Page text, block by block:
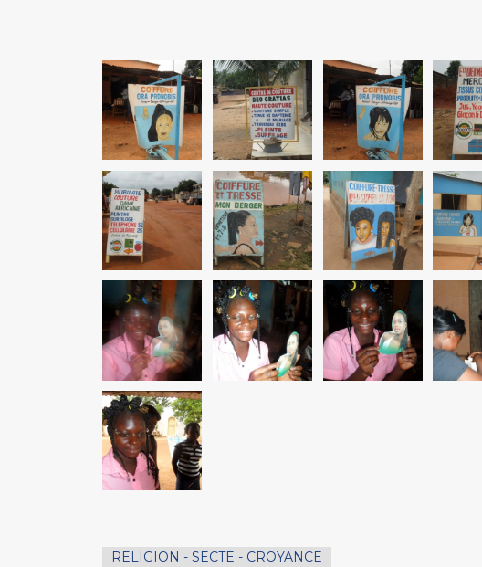
RELIGION - SECTE - CROYANCE